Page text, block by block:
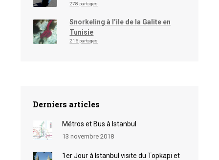
278 partages
Snorkeling à l’ile de la Galite en
Tunisie
216 partages
Derniers articles
Métros et Bus à Istanbul
13 novembre 2018
1er Jour à Istanbul visite du Topkapi et